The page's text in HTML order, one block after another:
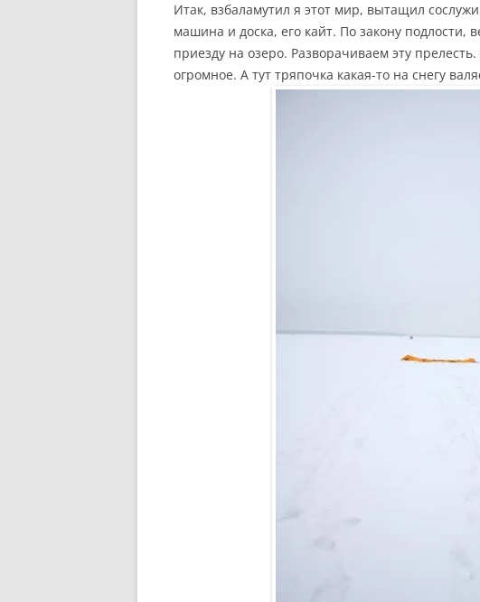
Итак, взбаламутил я этот мир, вытащил
машина и доска, его кайт. По закону
приезду на озеро. Разворачиваем эту
огромное. А тут тряпочка какая-то на снегу